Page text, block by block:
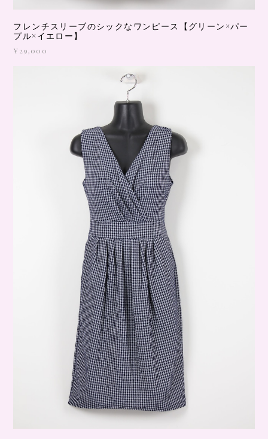
フレンチスリーブのシックなワンピース【グリーン×パー
プル×イエロー】
¥29,000